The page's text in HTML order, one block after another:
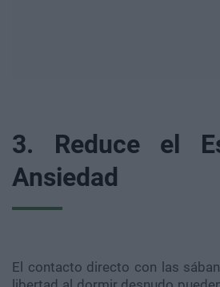
3. Reduce el
Ansiedad
El contacto directo con las